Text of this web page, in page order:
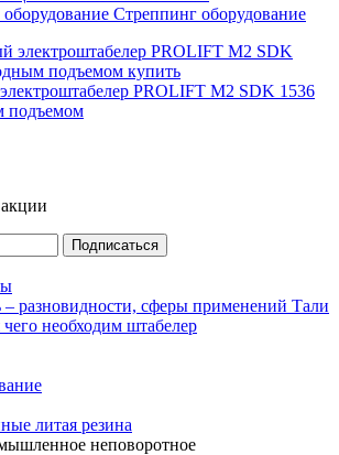
Стреппинг оборудование
PROLIFT M2 SDK 1536
подъемом
Подписаться
– разновидности, сферы применений Тали
необходим штабелер
литая резина
неповоротное